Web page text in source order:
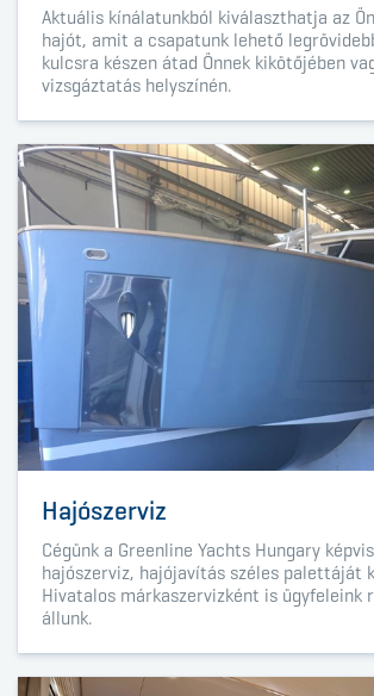
Aktuális kínálatunkból kiválaszthatja az
hajót, amit a csapatunk lehető
kulcsra készen átad Önnek kikötőjében
vizsgáztatás helyszínén.
Hajószerviz
Cégünk a Greenline Yachts Hungary
hajószerviz, hajójavítás széles palettáját
Hivatalos márkaszervizként is ügyfeleink
állunk.